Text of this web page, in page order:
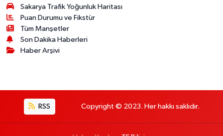
Sakarya Trafik Yoğunluk Haritası
Puan Durumu ve Fikstür
Tüm Manşetler
Son Dakika Haberleri
Haber Arşivi
RSS Copyright © 2023. Her hakkı saklıdır.